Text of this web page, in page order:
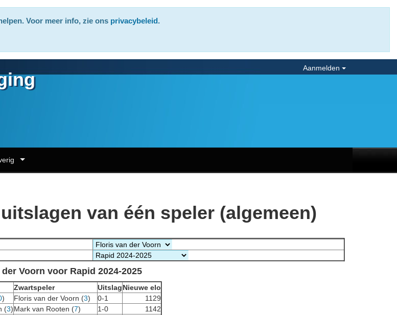
Voor meer info, zie ons privacybeleid.
Aanmelden
van één speler (algemeen)
Voorn voor Rapid 2024-2025
Zwartspeler UitslagNieuwe elo
) Floris van der Voorn (3) 0-1
1129
(3)Mark van Rooten (7) 1-0
1142